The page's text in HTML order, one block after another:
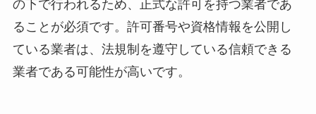
の下で行われるため、正式な許可を持つ業者であ
ることが必須です。許可番号や資格情報を公開し
ている業者は、法規制を遵守している信頼できる
業者である可能性が高いです。